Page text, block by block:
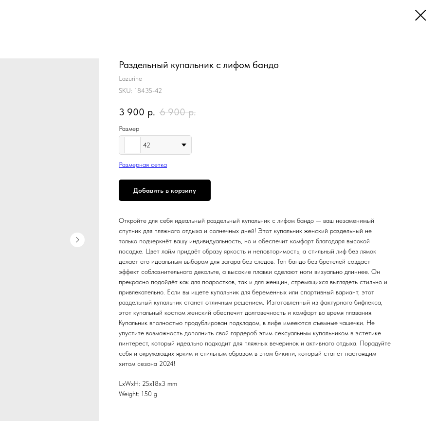
Раздельный купальник с лифом бандо
Lazurine
SKU: 18435-42
3 900 р. 6 900 р.
Размер
42
Размерная сетка
Добавить в корзину
Откройте для себя идеальный раздельный купальник с лифом бандо — ваш незаменимый
спутник для пляжного отдыха и солнечных дней! Этот купальник женский раздельный не
только подчеркнёт вашу индивидуальность, но и обеспечит комфорт благодаря высокой
посадке. Цвет лайм придаёт образу яркость и неповторимость, а стильный лиф без лямок
делает его идеальным выбором для загара без следов. Топ бандо без бретелей создаст
эффект соблазнительного декольте, а высокие плавки сделают ноги визуально длиннее. Он
прекрасно подойдёт как для подростков, так и для женщин, стремящихся выглядеть стильно и
привлекательно. Если вы ищете купальник для беременных или спортивный вариант, этот
раздельный купальник станет отличным решением. Изготовленный из фактурного бифлекса,
этот купальный костюм женский обеспечит долговечность и комфорт во время плавания.
Купальник вполностью продублирован подкладом, в лифе имееются съемные чашечки. Не
упустите возможность дополнить свой гардероб этим сексуальным купальником в эстетике
пинтерест, который идеально подходит для пляжных вечеринок и активного отдыха. Порадуйте
себя и окружающих ярким и стильным образом в этом бикини, который станет настоящим
хитом сезона 2024!
LxWxH: 25x18x3 mm
Weight: 150 g